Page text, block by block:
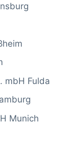
mbH Fulda
Munich